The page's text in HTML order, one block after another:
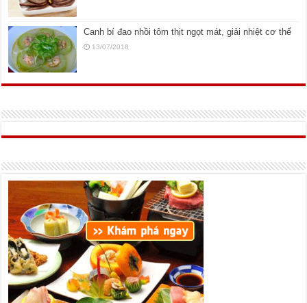
Canh bí đao nhồi tôm thịt ngọt mát, giải nhiệt cơ thể
13/07/2018